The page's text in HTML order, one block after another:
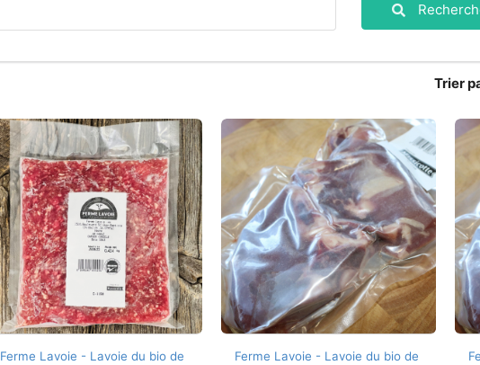
Trier
Ferme Lavoie - Lavoie du bio de
Ferme Lavoie - Lavoie du bio de